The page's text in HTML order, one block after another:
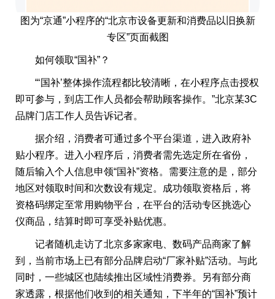
图为“京通”小程序的“北京市设备更新和消费品以旧换新
专区”页面截图
如何领取“国补”？
“‘国补’整体操作流程都比较清晰，在小程序点击授权
即可参与，到店工作人员都会帮助顾客操作。”北京某3C
品牌门店工作人员告诉记者。
据介绍，消费者可通过多个平台渠道，进入政府补
贴小程序。进入小程序后，消费者需先选定所在省份，
随后输入个人信息申领“国补”资格。需要注意的是，部分
地区对领取时间和次数设有规定。成功领取资格后，将
资格码绑定至常用购物平台，在平台的活动专区挑选心
仪商品，结算时即可享受补贴优惠。
记者随机走访了北京多家家电、数码产品商家了解
到，当前市场上已有部分品牌启动“厂家补贴”活动。与此
同时，一些城区也陆续推出区域性消费券。另有部分商
家透露，根据他们收到的相关通知，下半年的“国补”预计